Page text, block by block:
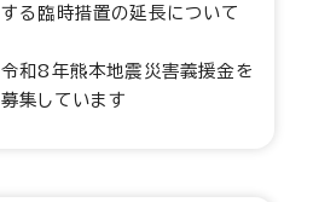
する臨時措置の延長について
令和8年熊本地震災害義援金を
募集しています